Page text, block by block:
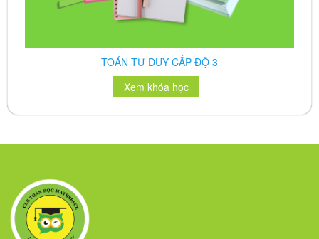
TOÁN TƯ DUY CẤP ĐỘ 4
Xem khóa học